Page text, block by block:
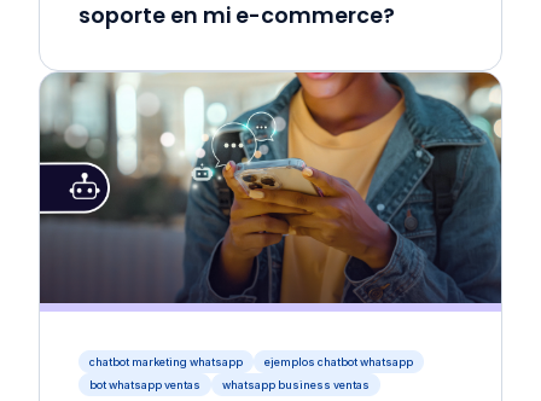
soporte en mi e-commerce?
chatbot marketing whatsapp
ejemplos chatbot whatsapp
bot whatsapp ventas
whatsapp business ventas